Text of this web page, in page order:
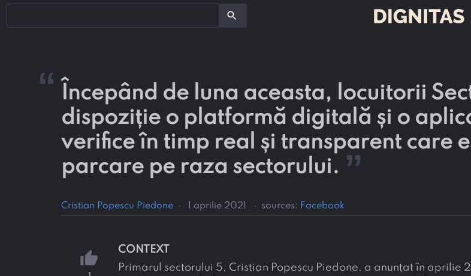
search
“
Începând de luna aceasta, locuitorii
dispoziție o platformă digitală și o
verifice în timp real și transparent care
parcare pe raza sectorului. ”
Cristian Popescu Piedone · 1 aprilie 2021 · sources: Facebook
thumb_up
CONTEXT
Primarul sectorului 5, Cristian Popescu Piedone, a anunțat în aprilie